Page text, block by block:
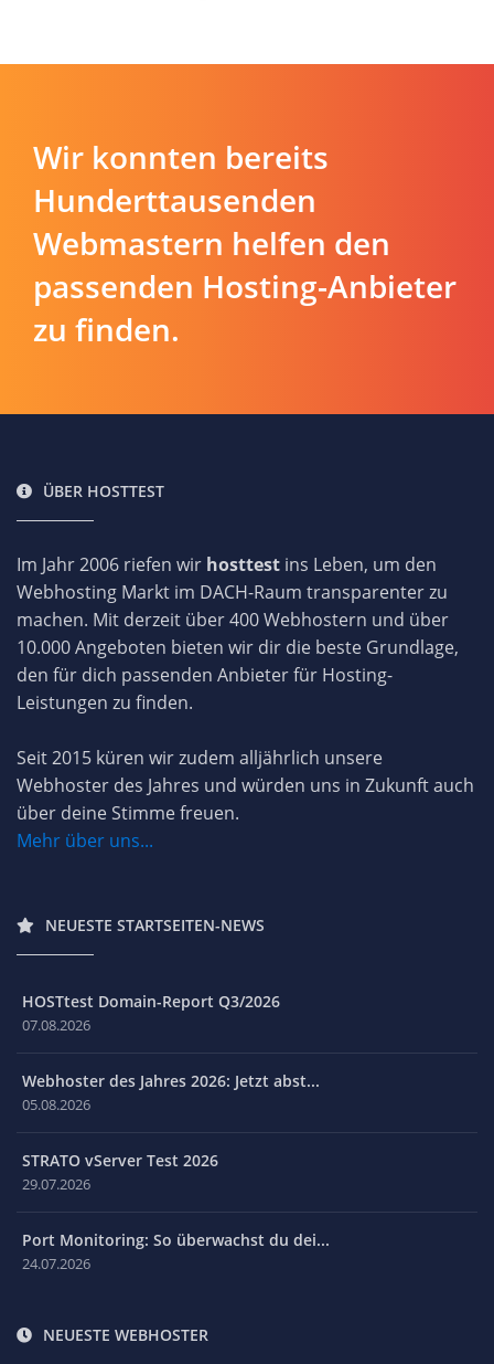
Wir konnten bereits
Hunderttausenden
Webmastern helfen den
passenden Hosting-Anbieter
zu finden.
ÜBER HOSTTEST
Im Jahr 2006 riefen wir hosttest ins Leben, um den
Webhosting Markt im DACH-Raum transparenter zu
machen. Mit derzeit über 400 Webhostern und über
10.000 Angeboten bieten wir dir die beste Grundlage,
den für dich passenden Anbieter für Hosting-
Leistungen zu finden.
Seit 2015 küren wir zudem alljährlich unsere
Webhoster des Jahres und würden uns in Zukunft auch
über deine Stimme freuen.
Mehr über uns...
NEUESTE STARTSEITEN-NEWS
HOSTtest Domain-Report Q3/2026
07.08.2026
Webhoster des Jahres 2026: Jetzt abst...
05.08.2026
STRATO vServer Test 2026
29.07.2026
Port Monitoring: So überwachst du dei...
24.07.2026
NEUESTE WEBHOSTER